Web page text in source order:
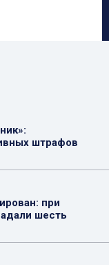
штрафов
при
шесть